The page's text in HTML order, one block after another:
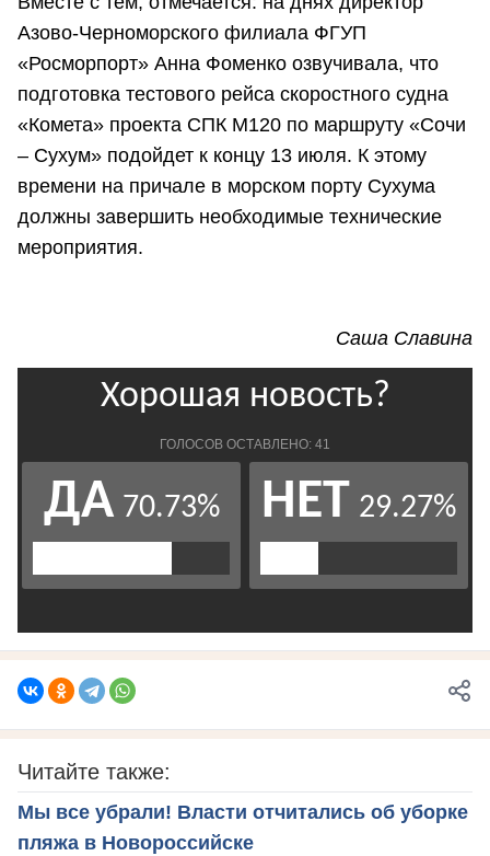
Азово-Черноморского филиала ФГУП
«Росморпорт» Анна Фоменко озвучивала, что
подготовка тестового рейса скоростного судна
«Комета» проекта СПК М120 по маршруту «Сочи
– Сухум» подойдет к концу 13 июля. К этому
времени на причале в морском порту Сухума
должны завершить необходимые технические
мероприятия.
Саша Славина
Читайте также:
Мы все убрали! Власти отчитались об уборке
пляжа в Новороссийске